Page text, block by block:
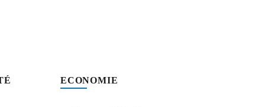
ECONOMIE